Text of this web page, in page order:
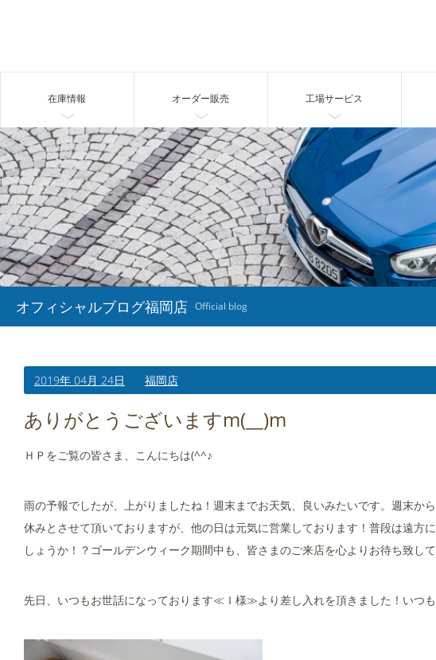
在庫情報 オーダー販売 工場サービス
オフィシャルブログ福岡店 Official blog
2019年 04月 24日 福岡店
ありがとうございますm(__)m
ＨＰをご覧の皆さま、こんにちは(^^♪
雨の予報でしたが、上がりましたね！週末までお天気、良いみたいです。週末か
休みとさせて頂いておりますが、他の日は元気に営業しております！普段は遠
しょうか！？ゴールデンウィーク期間中も、皆さまのご来店を心よりお待ち致して
先日、いつもお世話になっております≪Ｉ様≫より差し入れを頂きました！いつ